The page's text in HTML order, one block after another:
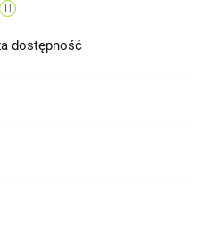
dostępność